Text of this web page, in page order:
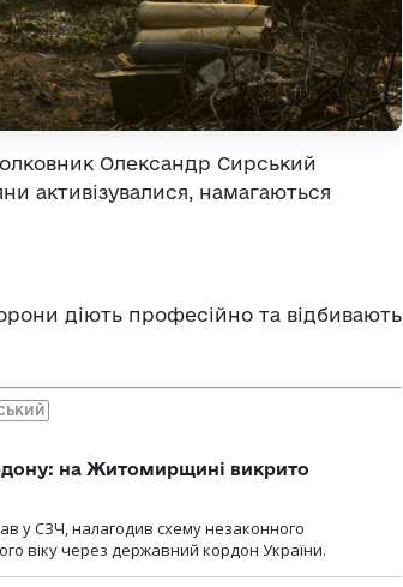
Олександр Сирський
активізувалися, намагаються
діють професійно та відбивають
на Житомирщині викрито
у СЗЧ, налагодив схему незаконного
віку через державний кордон України.